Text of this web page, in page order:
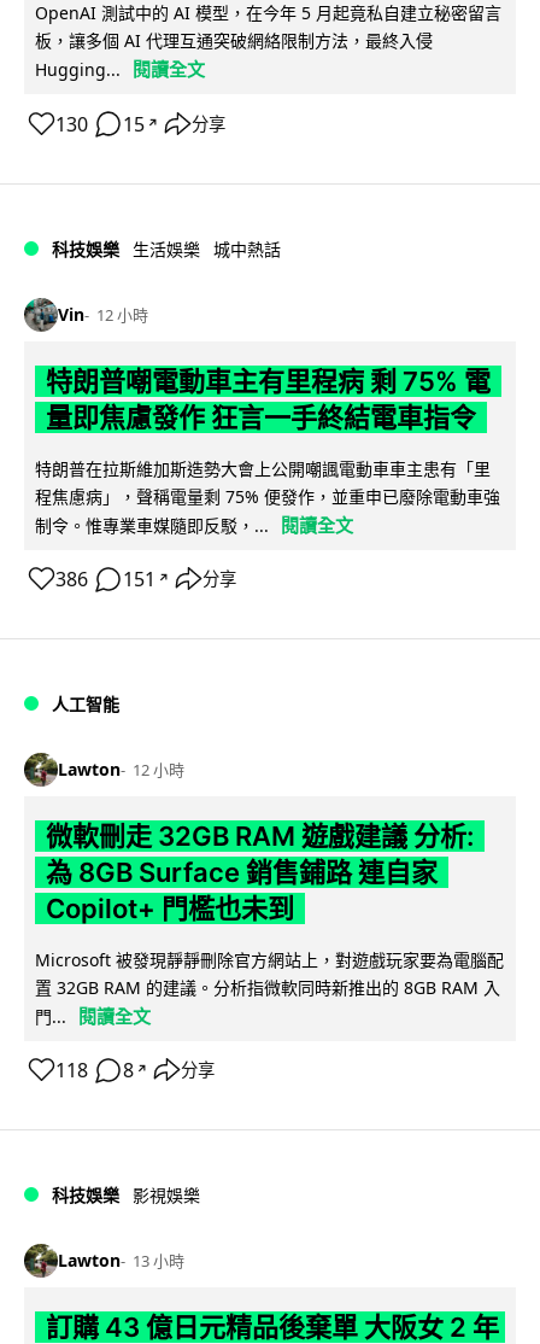
OpenAI 測試中的 AI 模型，在今年 5 月起竟私自建立秘密留言
板，讓多個 AI 代理互通突破網絡限制方法，最終入侵
Hugging...
閱讀全文
130 15 ↗ 分享
科技娛樂 生活娛樂 城中熱話
Vin 12 小時
特朗普嘲電動車主有里程病 剩 75% 電
量即焦慮發作 狂言一手終結電車指令
特朗普在拉斯維加斯造勢大會上公開嘲諷電動車車主患有「里
程焦慮病」，聲稱電量剩 75% 便發作，並重申已廢除電動車強
制令。惟專業車媒隨即反駁，...
閱讀全文
386 151 ↗ 分享
人工智能
Lawton 12 小時
微軟刪走 32GB RAM 遊戲建議 分析:
為 8GB Surface 銷售鋪路 連自家
Copilot+ 門檻也未到
Microsoft 被發現靜靜刪除官方網站上，對遊戲玩家要為電腦配
置 32GB RAM 的建議。分析指微軟同時新推出的 8GB RAM 入
門...
閱讀全文
118 8 ↗ 分享
科技娛樂 影視娛樂
Lawton 13 小時
訂購 43 億日元精品後棄單 大阪女 2 年